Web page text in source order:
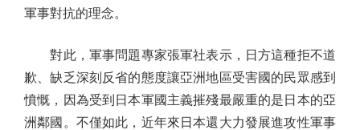
軍事對抗的理念。
對此，軍事問題專家張軍社表示，日方這種拒不道
歉、缺乏深刻反省的態度讓亞洲地區受害國的民眾感到
憤慨，因為受到日本軍國主義摧殘最嚴重的是日本的亞
洲鄰國。不僅如此，近年來日本還大力發展進攻性軍事